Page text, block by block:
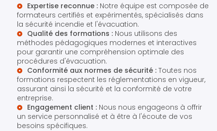
Expertise reconnue : Notre équipe est composée de
formateurs certifiés et expérimentés, spécialisés dans
la sécurité incendie et l'évacuation.
Qualité des formations : Nous utilisons des
méthodes pédagogiques modernes et interactives
pour garantir une compréhension optimale des
procédures d'évacuation.
Conformité aux normes de sécurité : Toutes nos
formations respectent les réglementations en vigueur,
assurant ainsi la sécurité et la conformité de votre
entreprise.
Engagement client : Nous nous engageons à offrir
un service personnalisé et à être à l'écoute de vos
besoins spécifiques.